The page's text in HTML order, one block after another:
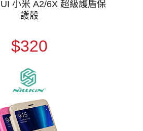
小米 A2/6X 超級護盾保
護殼
$320